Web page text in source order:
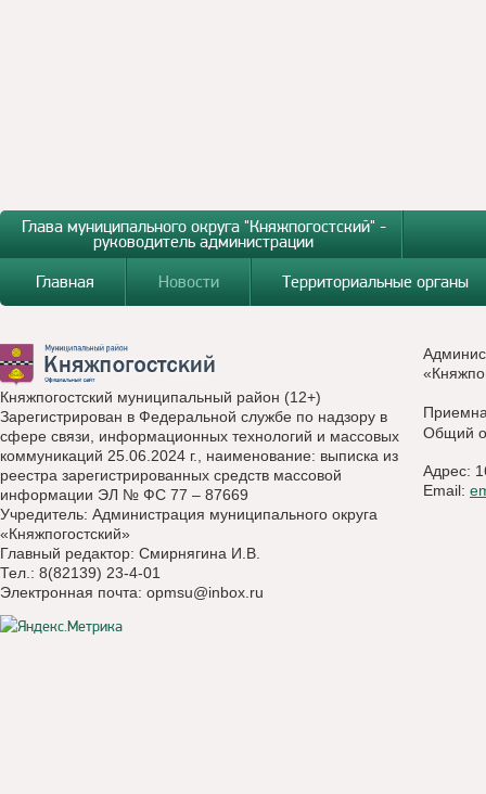
Глава муниципального округа "Княжпогостский" -
руководитель администрации
Главная
Новости Территориальные органы
Княжпогостский муниципальный район (12+)
Зарегистрирован в Федеральной службе по надзору в
сфере связи, информационных технологий и массовых
коммуникаций 25.06.2024 г., наименование: выписка из
реестра зарегистрированных средств массовой
информации ЭЛ № ФС 77 – 87669
Учредитель: Администрация муниципального округа
«Княжпогостский»
Главный редактор: Смирнягина И.В.
Тел.: 8(82139) 23-4-01
Электронная почта: opmsu@inbox.ru
Общий
Адрес:
Email: